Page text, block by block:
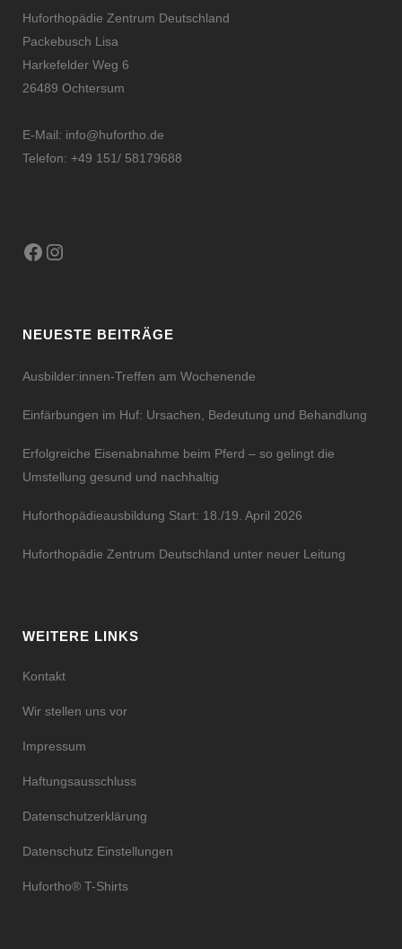
Huforthopädie Zentrum Deutschland
Packebusch Lisa
Harkefelder Weg 6
26489 Ochtersum
E-Mail: info@hufortho.de
Telefon: +49 151/ 58179688
Facebook
Instagram
NEUESTE BEITRÄGE
Ausbilder:innen-Treffen am Wochenende
Einfärbungen im Huf: Ursachen, Bedeutung und Behandlung
Erfolgreiche Eisenabnahme beim Pferd – so gelingt die
Umstellung gesund und nachhaltig
Huforthopädieausbildung Start: 18./19. April 2026
Huforthopädie Zentrum Deutschland unter neuer Leitung
WEITERE LINKS
Kontakt
Wir stellen uns vor
Impressum
Haftungsausschluss
Datenschutzerklärung
Datenschutz Einstellungen
Hufortho® T-Shirts